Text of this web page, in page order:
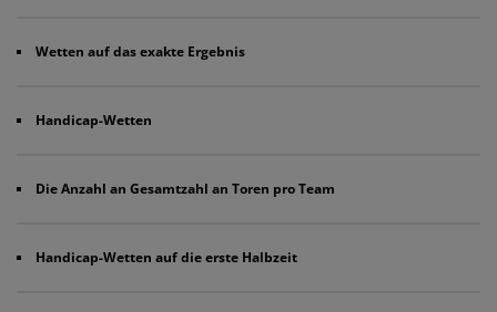
Wetten auf das exakte Ergebnis
Handicap-Wetten
Die Anzahl an Gesamtzahl an Toren pro Team
Handicap-Wetten auf die erste Halbzeit